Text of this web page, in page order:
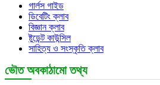
গার্লস গাইড
ডিবেটিং ক্লাব
বিজ্ঞান ক্লাব
ষ্টুডেন্ট কাউন্সিল
সাহিত্য ও সংস্কৃতি ক্লাব
ভৌত অবকাঠামো তথ্য